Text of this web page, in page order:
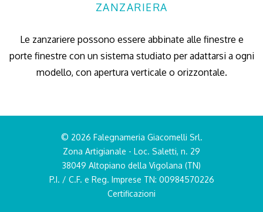
ZANZARIERA
Le zanzariere possono essere abbinate alle finestre e
porte finestre con un sistema studiato per adattarsi a ogni
modello, con apertura verticale o orizzontale.
© 2026 Falegnameria Giacomelli Srl.
Zona Artigianale - Loc. Saletti, n. 29
38049 Altopiano della Vigolana (TN)
P.I. / C.F. e Reg. Imprese TN: 00984570226
Certificazioni